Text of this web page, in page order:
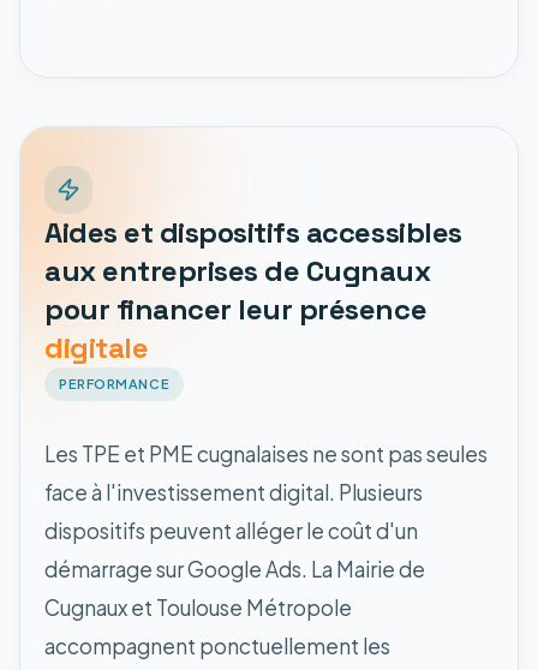
Aides et dispositifs accessibles
aux entreprises de Cugnaux
pour financer leur présence
digitale
PERFORMANCE
Les TPE et PME cugnalaises ne sont pas seules
face à l'investissement digital. Plusieurs
dispositifs peuvent alléger le coût d'un
démarrage sur Google Ads. La Mairie de
Cugnaux et Toulouse Métropole
accompagnent ponctuellement les